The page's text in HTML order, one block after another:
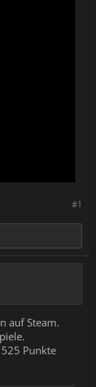
#1
auf Steam.
Punkte